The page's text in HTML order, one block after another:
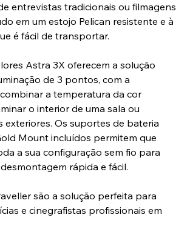
entrevistas tradicionais ou filmagens
em um estojo Pelican resistente e à
é fácil de transportar.
Astra 3X oferecem a solução
de 3 pontos, com a
a temperatura da cor
o interior de uma sala ou
exteriores. Os suportes de bateria
Mount incluídos permitem que
a sua configuração sem fio para
rápida e fácil.
são a solução perfeita para
e cinegrafistas profissionais em